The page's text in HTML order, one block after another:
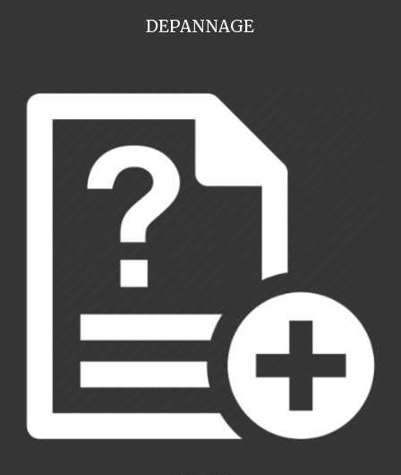
DEPANNAGE